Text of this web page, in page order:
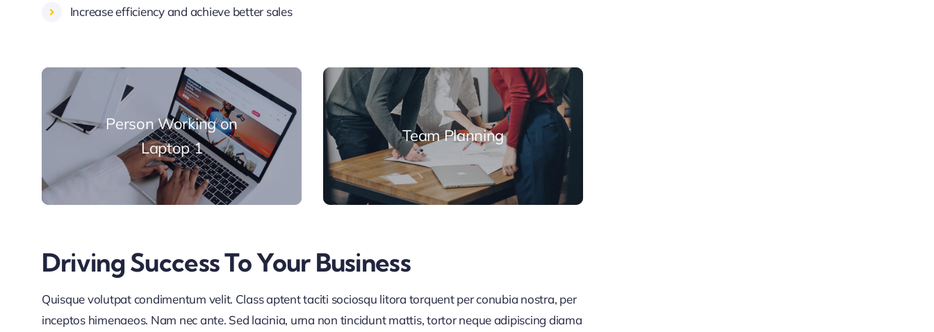
Increase efficiency and achieve better sales
Person Working on
Laptop 1
Team Planning
Driving Success To Your Business
Quisque volutpat condimentum velit. Class aptent taciti sociosqu litora torquent per conubia nostra, per
inceptos himenaeos. Nam nec ante. Sed lacinia, urna non tincidunt mattis, tortor neque adipiscing diama